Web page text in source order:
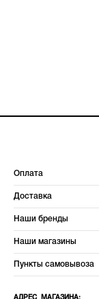
Оплата
Доставка
Наши бренды
Наши магазины
Пункты самовывоза